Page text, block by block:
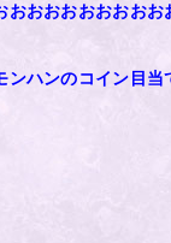
おおおおおおおお
ンハンのコイン目